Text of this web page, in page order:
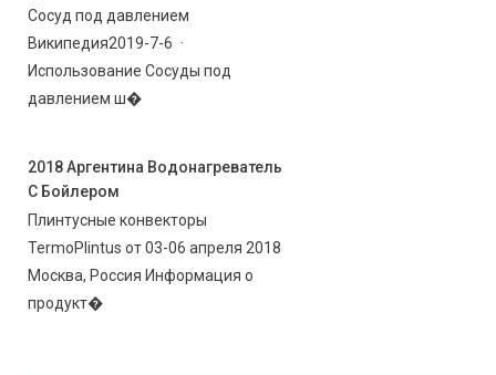
Сосуд под давлением
Википедия2019-7-6 ·
Использование Сосуды под
давлением ш�
2018 Аргентина Водонагреватель
С Бойлером
Плинтусные конвекторы
TermoPlintus от 03-06 апреля 2018
Москва, Россия Информация о
продукт�